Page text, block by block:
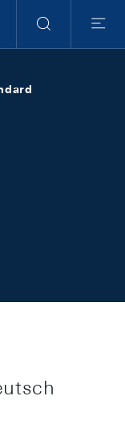
Suche
Menu